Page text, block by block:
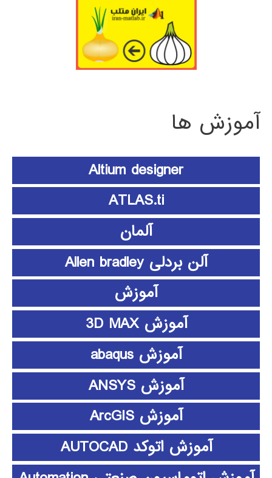
آموزش ها
Altium designer
ATLAS.ti
آلمان
آلن بردلی Allen bradley
آموزش
آموزش 3D MAX
آموزش abaqus
آموزش ANSYS
آموزش ArcGIS
آموزش اتوکد AUTOCAD